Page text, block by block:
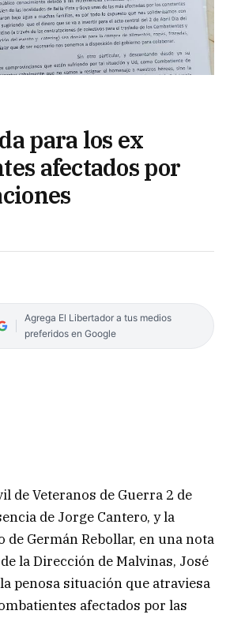
para los ex
afectados por
Agrega El Libertador a tus medios
preferidos en Google
de Veteranos de Guerra 2 de
de Jorge Cantero, y la
de Germán Rebollar, en una nota
la Dirección de Malvinas, José
penosa situación que atraviesa
afectados por las